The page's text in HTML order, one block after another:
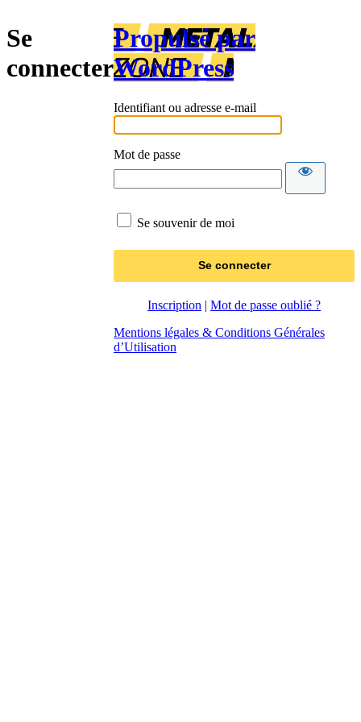
Se
connecter
Propulsé par
WordPress
Identifiant ou adresse e-mail
Mot de passe
Se souvenir de moi
Inscription | Mot de passe oublié ?
Mentions légales & Conditions Générales
d’Utilisation